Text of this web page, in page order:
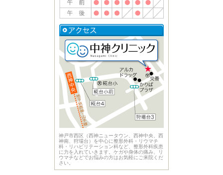
神戸市西区（西神ニュータウン、西神中央、西
神南、狩場台）を中心に整形外科・リウマチ
科・リハビリテーション科など、整形外科疾患
に力を入れていきます。ケガや身体の痛み、リ
ウマチなどでお悩みの方はお気軽にご来院くだ
さい。